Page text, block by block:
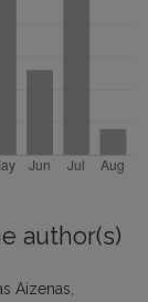
author(s)
Aizenas,